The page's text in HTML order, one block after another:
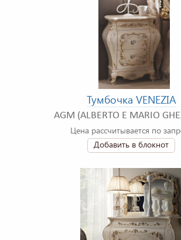
Тумбочка VENEZIA
AGM (ALBERTO E MARIO
Цена рассчитывается по
Добавить в блокнот